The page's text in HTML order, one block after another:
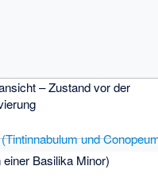
– Zustand vor der
einer Basilika Minor)